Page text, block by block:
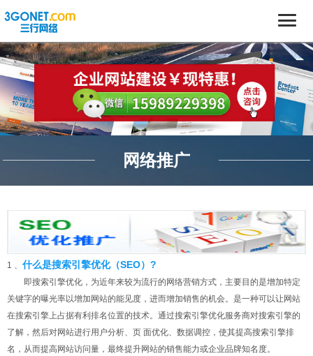
网络推广
1 、 什么是搜索引擎优化（SEO）?
即搜索引擎优化，为近年来较为流行的网络营销方式，主要目的是增加特定
关键字的曝光率以增加网站的能见度，进而增加销售的机会。是一种可以让网站
在搜索引擎上占据有利排名位置的技术。通过搜索引擎优化服务商对搜索引擎的
了解，然后对网站进行用户分析、页 面优化、数据调控，使其提高搜索引擎排
名，从而提高网站访问量，最终提升网站的销售能力或企业品牌知名度。